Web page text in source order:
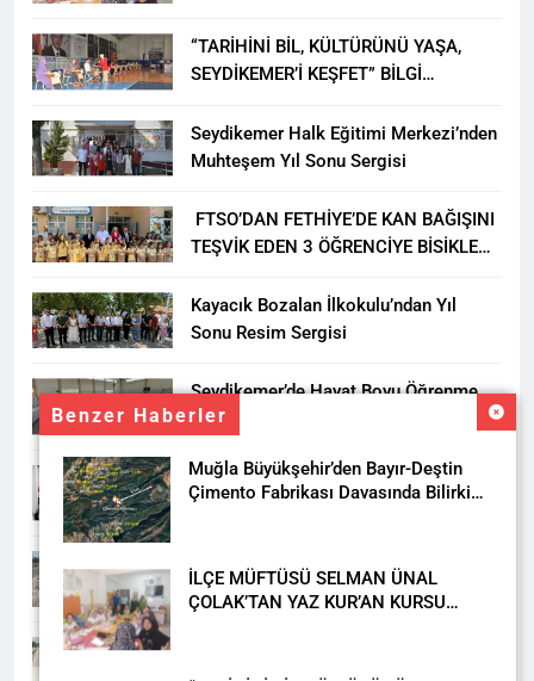
Benzer Haberler
Muğla Büyükşehir’den Bayır-Deştin
Çimento Fabrikası Davasında Bilirkişi
İLÇE MÜFTÜSÜ SELMAN ÜNAL
ÇOLAK’TAN YAZ KUR’AN KURSU
“TARİHİNİ BİL, KÜLTÜRÜNÜ YAŞA,
SEYDİKEMER’İ KEŞFET” BİLGİ
Seydikemer Halk Eğitimi Merkezi’nden
Muhteşem Yıl Sonu Sergisi
FTSO’DAN FETHİYE’DE KAN BAĞIŞINI
TEŞVİK EDEN 3 ÖĞRENCİYE BİSİKLET
Kayacık Bozalan İlkokulu’ndan Yıl
Sonu Resim Sergisi
Seydikemer’de Hayat Boyu Öğrenme
Haftası Kadıköy Sergisiyle Başladı
DALAMAN KENT PARK PROJESİ İÇİN
BAŞKAN DURMUŞ’A YETKİ VERİLDİ
Seydikemer’de Akçay Deresi Tepkisi
Büyüyor: “Yetkililer Vatandaşın Sesini
Duysun”